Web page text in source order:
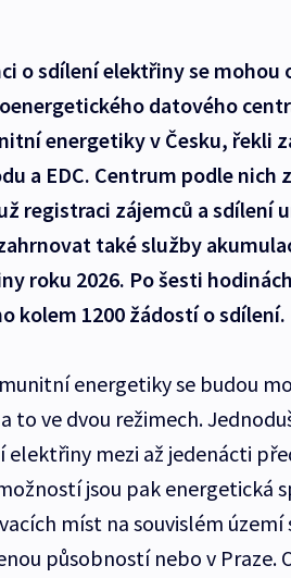
o sdílení elektřiny se
datového
energetiky v Česku, řekli
a EDC. Centrum podle
registraci zájemců a sdílení
také služby
roku 2026. Po šesti
kolem 1200 žádostí o sdílení.
energetiky se budou
to ve dvou režimech.
elektřiny mezi až jedenácti
jsou pak energetická
míst na souvislém
působností nebo v